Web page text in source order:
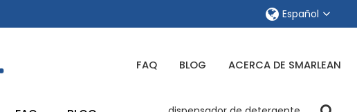
Español
FAQ BLOG ACERCA DE SMARLEAN